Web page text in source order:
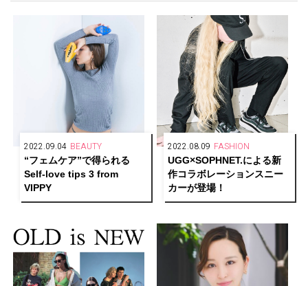
2022.09.04 BEAUTY
“フェムケア”で得られる
Self-love tips 3 from
VIPPY
2022.08.09 FASHION
UGG×SOPHNET.による新
作コラボレーションスニー
カーが登場！